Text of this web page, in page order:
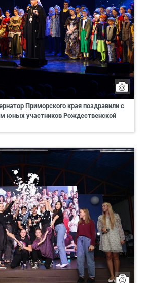
Приморского края поздравили с
юных участников Рождественской